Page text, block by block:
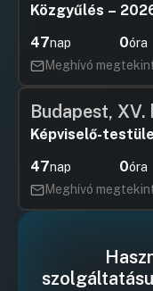
Közgyűlés –
47nap 0óra
Meghívó
Budapest,
Képviselő-
47nap 0óra
Meghívó